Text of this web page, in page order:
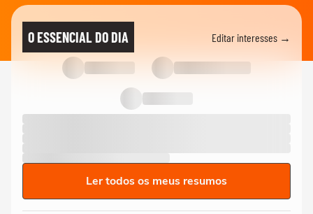
O ESSENCIAL DO DIA Editar interesses →
Ler todos os meus resumos